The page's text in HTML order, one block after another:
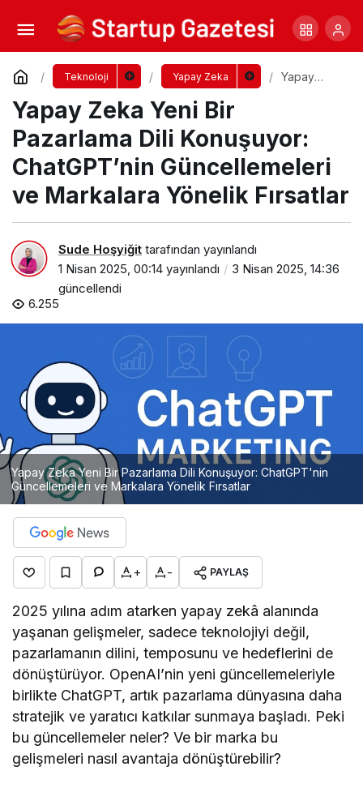
Teknoloji Yapay Zeka
Yapay
Dili
Konuşuyor:
ChatGPT’ni
n
Güncellem
eleri ve
Yapay Zeka Yeni Bir
Pazarlama Dili Konuşuyor:
ChatGPT’nin Güncellemeleri
ve Markalara Yönelik Fırsatlar
Sude Hoşyiğit tarafından yayınlandı
1 Nisan 2025, 00:14 yayınlandı
3 Nisan 2025, 14:36
güncellendi
6.255
Yapay Zeka Yeni Bir Pazarlama Dili Konuşuyor: ChatGPT'nin
Güncellemeleri ve Markalara Yönelik Fırsatlar
+ - PAYLAŞ
2025 yılına adım atarken yapay zekâ alanında
yaşanan gelişmeler, sadece teknolojiyi değil,
pazarlamanın dilini, temposunu ve hedeflerini de
dönüştürüyor. OpenAI’nin yeni güncellemeleriyle
birlikte ChatGPT, artık pazarlama dünyasına daha
stratejik ve yaratıcı katkılar sunmaya başladı. Peki
bu güncellemeler neler? Ve bir marka bu
gelişmeleri nasıl avantaja dönüştürebilir?
Çin Merkezli Yapay Zeka Modeli DeepSeek
Nedir?
Yorum Yap Paylaş